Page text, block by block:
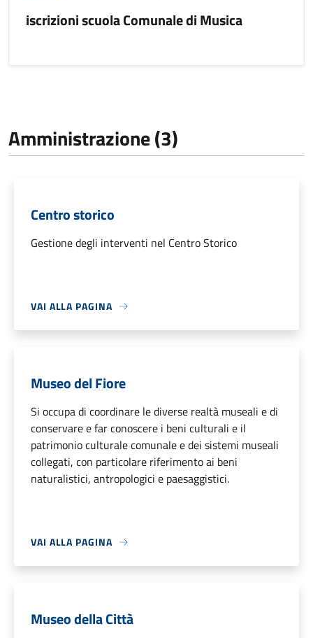
iscrizioni scuola Comunale di Musica
Amministrazione (3)
Centro storico
Gestione degli interventi nel Centro Storico
VAI ALLA PAGINA
Museo del Fiore
Si occupa di coordinare le diverse realtà museali e di
conservare e far conoscere i beni culturali e il
patrimonio culturale comunale e dei sistemi museali
collegati, con particolare riferimento ai beni
naturalistici, antropologici e paesaggistici.
VAI ALLA PAGINA
Museo della Città